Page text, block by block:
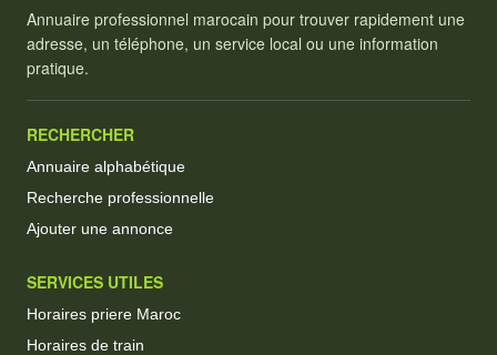
Annuaire professionnel marocain pour trouver rapidement une
adresse, un téléphone, un service local ou une information
pratique.
RECHERCHER
Annuaire alphabétique
Recherche professionnelle
Ajouter une annonce
SERVICES UTILES
Horaires priere Maroc
Horaires de train